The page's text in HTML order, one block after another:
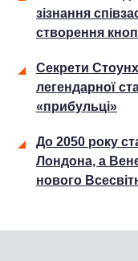
зізнання
створення
Секрети
легендарної
«прибульці»
До 2050 року
Лондона, а
нового